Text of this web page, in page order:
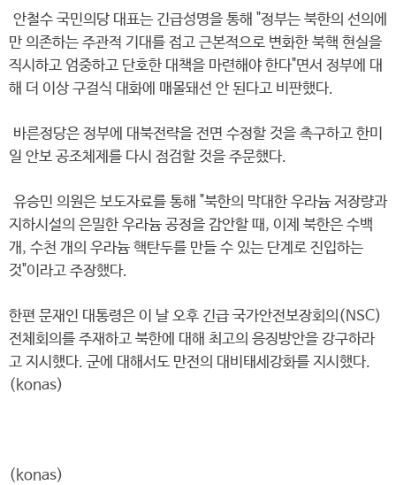
안철수 국민의당 대표는 긴급성명을 통해 "정부는 북한의 선의에
만 의존하는 주관적 기대를 접고 근본적으로 변화한 북핵 현실을
직시하고 엄중하고 단호한 대책을 마련해야 한다"면서 정부에 대
해 더 이상 구걸식 대화에 매몰돼선 안 된다고 비판했다.
바른정당은 정부에 대북전략을 전면 수정할 것을 촉구하고 한미
일 안보 공조체제를 다시 점검할 것을 주문했다.
유승민 의원은 보도자료를 통해 "북한의 막대한 우라늄 저장량과
지하시설의 은밀한 우라늄 공정을 감안할 때, 이제 북한은 수백
개, 수천 개의 우라늄 핵탄두를 만들 수 있는 단계로 진입하는
것"이라고 주장했다.
한편 문재인 대통령은 이 날 오후 긴급 국가안전보장회의(NSC)
전체회의를 주재하고 북한에 대해 최고의 응징방안을 강구하라
고 지시했다. 군에 대해서도 만전의 대비태세강화를 지시했다.
(konas)
(konas)